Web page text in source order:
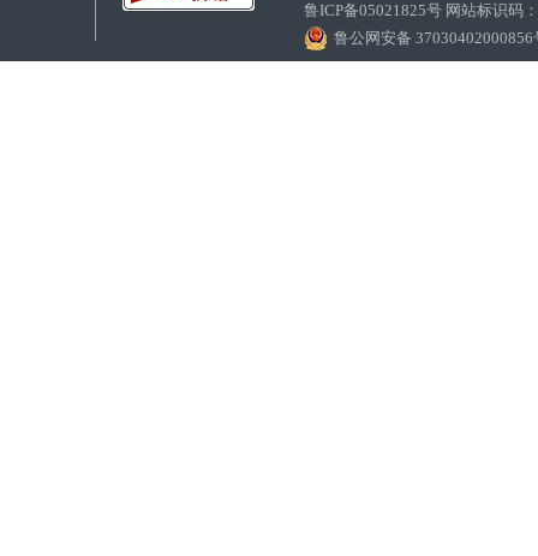
鲁ICP备05021825号 网站标识码
鲁公网安备 37030402000856